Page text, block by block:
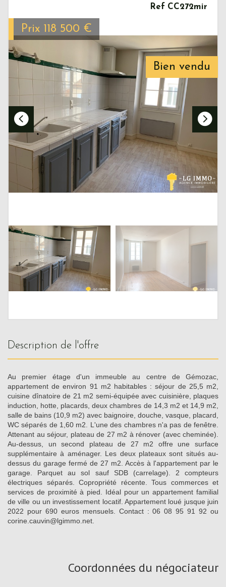
Bien vendu
Ref CC272mir
Prix 118 500 €
description de l'offre
Au premier étage d'un immeuble au centre de Gémozac,
appartement de environ 91 m2 habitables : séjour de 25,5 m2,
cuisine dînatoire de 21 m2 semi-équipée avec cuisinière, plaques
induction, hotte, placards, deux chambres de 14,3 m2 et 14,9 m2,
salle de bains (10,9 m2) avec baignoire, douche, vasque, placard,
WC séparés de 1,60 m2. L'une des chambres n'a pas de fenêtre.
Attenant au séjour, plateau de 27 m2 à rénover (avec cheminée).
Au-dessus, un second plateau de 27 m2 offre une surface
supplémentaire à aménager. Les deux plateaux sont situés au-
dessus du garage fermé de 27 m2. Accès à l'appartement par le
garage. Parquet au sol sauf SDB (carrelage). 2 compteurs
électriques séparés. Copropriété récente. Tous commerces et
services de proximité à pied. Idéal pour un appartement familial
de ville ou un investissement locatif. Appartement loué jusque juin
2022 pour 690 euros mensuels. Contact : 06 08 95 91 92 ou
corine.cauvin@lgimmo.net.
Coordonnées du négociateur